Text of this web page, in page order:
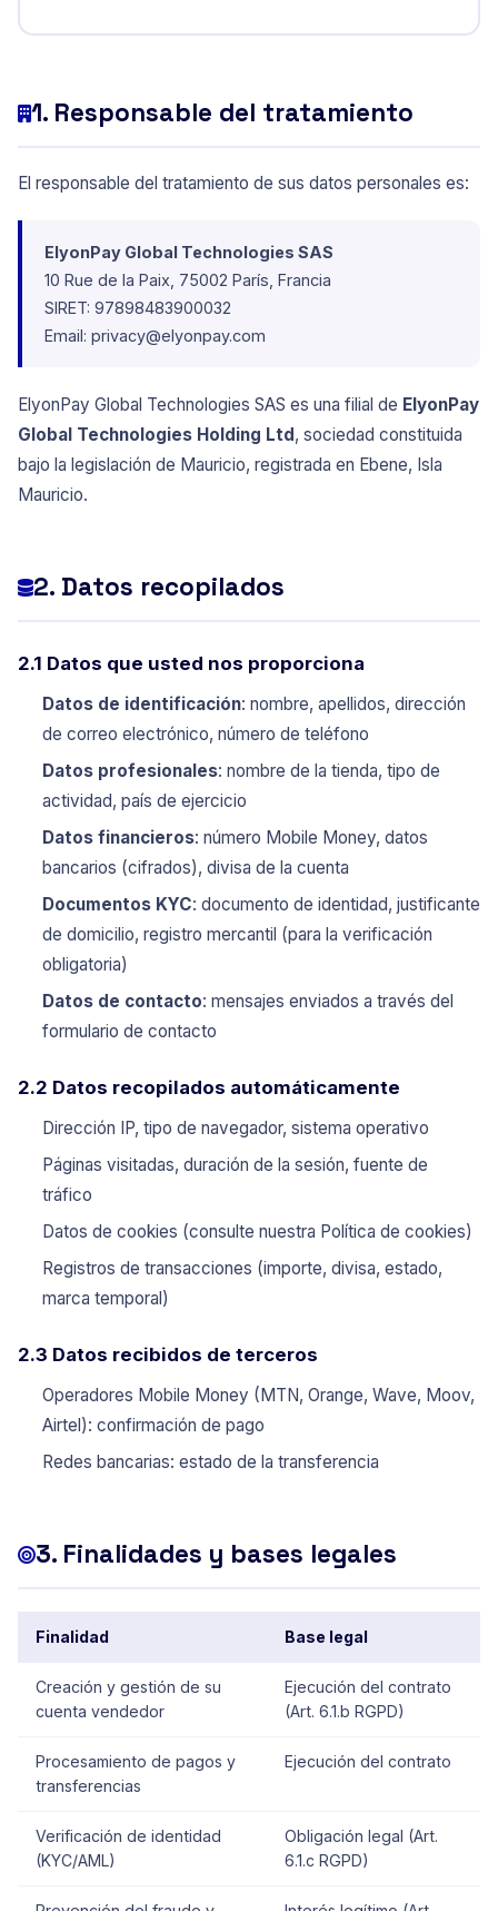
1. Responsable del tratamiento
El responsable del tratamiento de sus datos personales es:
ElyonPay Global Technologies SAS
10 Rue de la Paix, 75002 París, Francia
SIRET: 97898483900032
Email: privacy@elyonpay.com
ElyonPay Global Technologies SAS es una filial de ElyonPay
Global Technologies Holding Ltd, sociedad constituida
bajo la legislación de Mauricio, registrada en Ebene, Isla
Mauricio.
2. Datos recopilados
2.1 Datos que usted nos proporciona
Datos de identificación: nombre, apellidos, dirección
de correo electrónico, número de teléfono
Datos profesionales: nombre de la tienda, tipo de
actividad, país de ejercicio
Datos financieros: número Mobile Money, datos
bancarios (cifrados), divisa de la cuenta
Documentos KYC: documento de identidad, justificante
de domicilio, registro mercantil (para la verificación
obligatoria)
Datos de contacto: mensajes enviados a través del
formulario de contacto
2.2 Datos recopilados automáticamente
Dirección IP, tipo de navegador, sistema operativo
Páginas visitadas, duración de la sesión, fuente de
tráfico
Datos de cookies (consulte nuestra Política de cookies)
Registros de transacciones (importe, divisa, estado,
marca temporal)
2.3 Datos recibidos de terceros
Operadores Mobile Money (MTN, Orange, Wave, Moov,
Airtel): confirmación de pago
Redes bancarias: estado de la transferencia
3. Finalidades y bases legales
Finalidad Base legal
Creación y gestión de su
cuenta vendedor
Ejecución del contrato
(Art. 6.1.b RGPD)
Procesamiento de pagos y
transferencias
Ejecución del contrato
Verificación de identidad
(KYC/AML)
Obligación legal (Art.
6.1.c RGPD)